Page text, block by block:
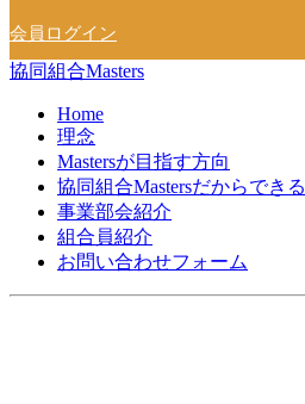
会員ログイン
協同組合Masters
Home
理念
Mastersが目指す方向
協同組合Mastersだからできる
事業部会紹介
組合員紹介
お問い合わせフォーム